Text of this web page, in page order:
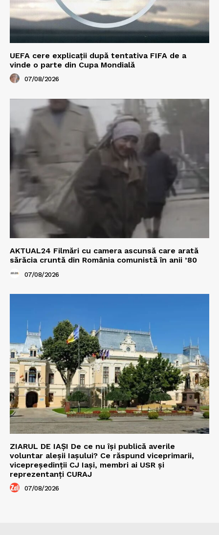
UEFA cere explicații după tentativa FIFA de a
vinde o parte din Cupa Mondială
07/08/2026
AKTUAL24 Filmări cu camera ascunsă care arată
sărăcia cruntă din România comunistă în anii ’80
07/08/2026
ZIARUL DE IAȘI De ce nu își publică averile
voluntar aleșii Iașului? Ce răspund viceprimarii,
vicepreședinții CJ Iași, membri ai USR și
reprezentanți CURAJ
07/08/2026